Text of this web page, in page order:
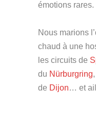
émotions rares.
Nous marions
chaud à une
les circuits de
du Nürburgring
de Dijon… et